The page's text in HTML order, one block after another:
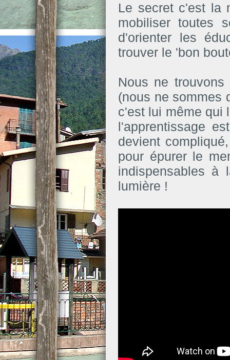
Le secret c'est la
mobiliser toutes
d'orienter les
trouver le 'bon
Nous ne
(nous ne sommes
c'est lui même qui
l'apprentissage
devient
pour épurer le
indispensables à
lumière !